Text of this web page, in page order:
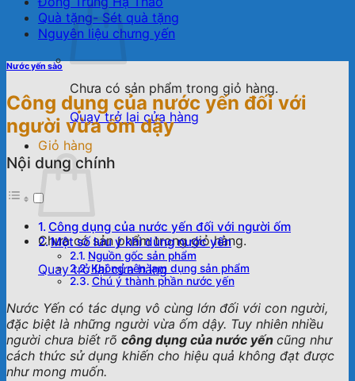
Chưa có sản phẩm trong giỏ hàng.
Quay trở lại cửa hàng
Giỏ hàng
Chưa có sản phẩm trong giỏ hàng.
Quay trở lại cửa hàng
Quà tặng- Sét quà tặng
Nguyên liệu chưng yến
Nước yến sào
Công dụng của nước yến đối với
người vừa ốm dậy
Nội dung chính
Công dụng của nước yến đối với người ốm
Một số lưu ý khi dùng nước yến
Nguồn gốc sản phẩm
Không nên lạm dụng sản phẩm
Chú ý thành phần nước yến
Nước Yến có tác dụng vô cùng lớn đối với con người,
đặc biệt là những người vừa ốm dậy. Tuy nhiên nhiều
người chưa biết rõ công dụng của nước yến cũng như
cách thức sử dụng khiến cho hiệu quả không đạt được
như mong muốn.